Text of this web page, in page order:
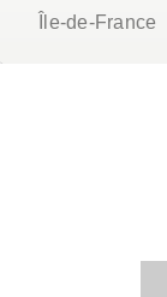
Île-de-France